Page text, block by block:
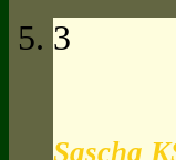
3
Sascha